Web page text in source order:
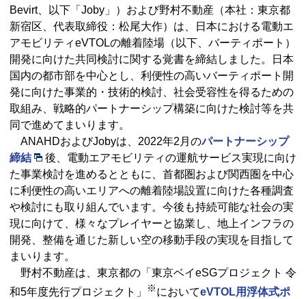
Bevirt、以下「Joby」）および野村不動産（本社：東京都
新宿区、代表取締役：松尾大作）は、日本における電動エ
アモビリティeVTOLの離着陸場（以下、バーティポート）
開発に向けた共同検討に関する覚書を締結しました。日本
国内の都市部を中心とし、利便性の高いバーティポート開
発に向けた事業的・技術的検討、社会受容性を得るための
取組み、戦略的パートナーシップ構築に向けた検討等を共
同で進めてまいります。
ANAHDおよびJobyは、2022年2月のパートナーシップ
締結
後、電動エアモビリティの運航サービス実現に向け
た事業検討を進めるとともに、首都圏および関西圏を中心
に利便性の高いエリアへの離着陸場設置に向けた各種調査
や検討にも取り組んでいます。今後も持続可能な社会の実
現に向けて、様々なプレイヤーと協業し、地上インフラの
開発、整備を通じた新しい空の移動手段の実現を目指して
まいります。
野村不動産は、東京都の「東京ベイeSGプロジェクト 令
和5年度先行プロジェクト」
※においてeVTOL用浮体式ポ